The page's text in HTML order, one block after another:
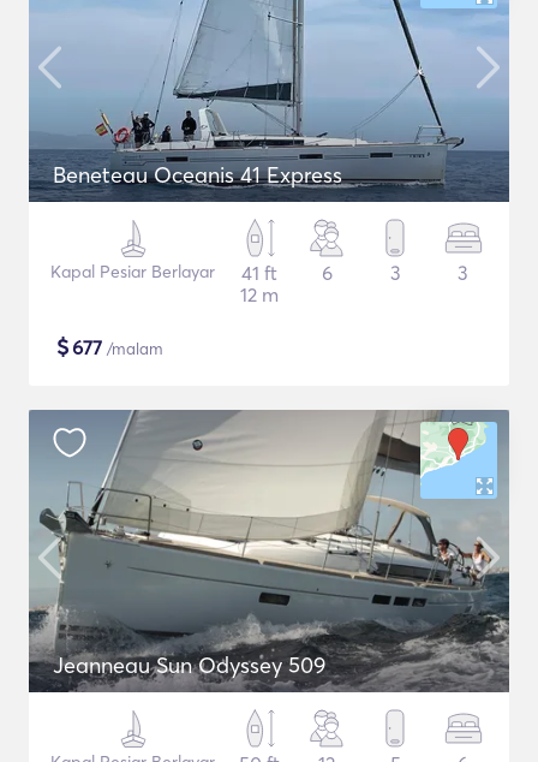
Beneteau Oceanis 41 Express
Kapal Pesiar Berlayar
41 ft
12 m
6 3 3
$677 /malam
Jeanneau Sun Odyssey 509